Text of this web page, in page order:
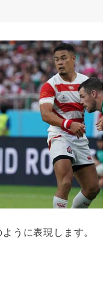
うに表現します。